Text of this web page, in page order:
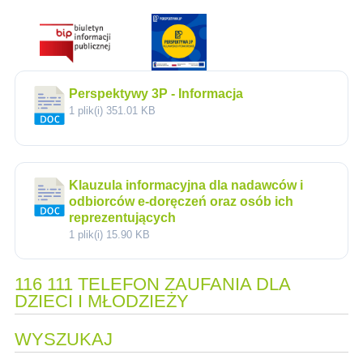
Perspektywy 3P - Informacja
1 plik(i) 351.01 KB
Klauzula informacyjna dla nadawców i
odbiorców e-doręczeń oraz osób ich
reprezentujących
1 plik(i) 15.90 KB
116 111 TELEFON ZAUFANIA DLA
DZIECI I MŁODZIEŻY
WYSZUKAJ